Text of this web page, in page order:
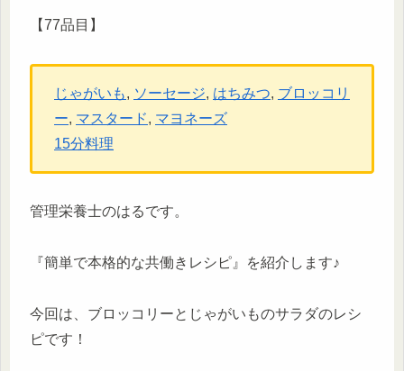
【77品目】
じゃがいも, ソーセージ, はちみつ, ブロッコリ
ー, マスタード, マヨネーズ
15分料理
管理栄養士のはるです。
『簡単で本格的な共働きレシピ』を紹介します♪
今回は、ブロッコリーとじゃがいものサラダのレシ
ピです！